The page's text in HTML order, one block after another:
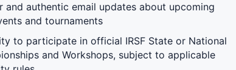
and authentic email updates about upcoming
and tournaments
to participate in official IRSF State or National
and Workshops, subject to applicable
के अधीन है।
का पूरा नाम *